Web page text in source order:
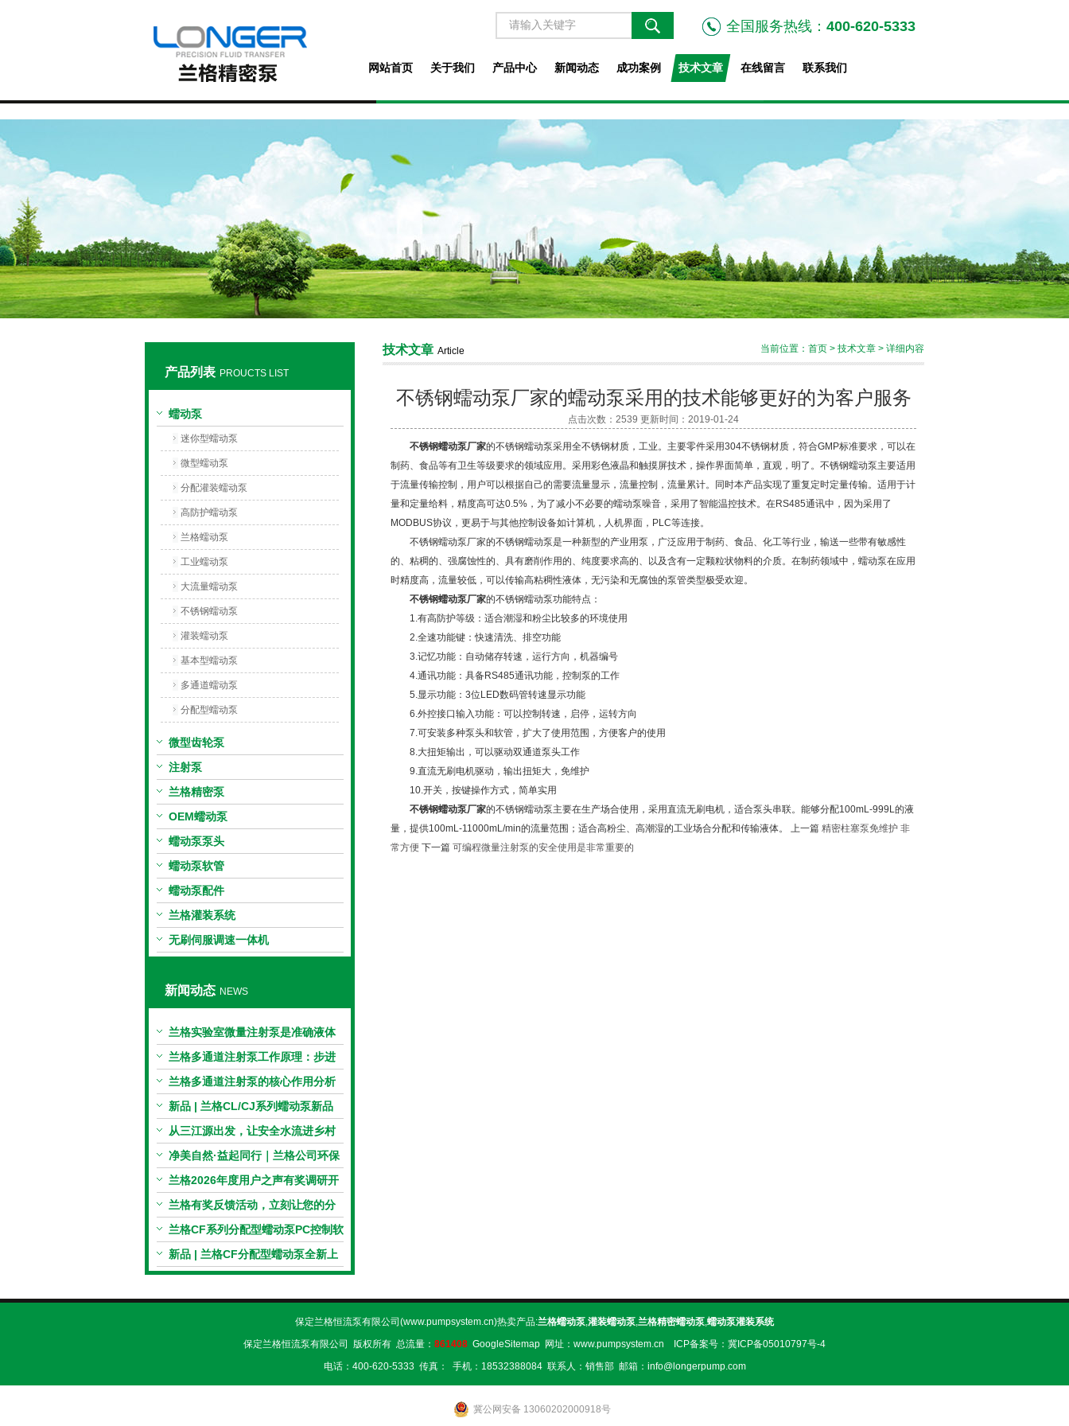
全国服务热线： 400-620-5333
网站首页 关于我们 产品中心 新闻动态 成功案例 技术文章 在线留言 联系我们
产品列表 PROUCTS LIST
蠕动泵
迷你型蠕动泵
微型蠕动泵
分配灌装蠕动泵
高防护蠕动泵
兰格蠕动泵
工业蠕动泵
大流量蠕动泵
不锈钢蠕动泵
灌装蠕动泵
基本型蠕动泵
多通道蠕动泵
分配型蠕动泵
微型齿轮泵
注射泵
兰格精密泵
OEM蠕动泵
蠕动泵泵头
蠕动泵软管
蠕动泵配件
兰格灌装系统
无刷伺服调速一体机
新闻动态 NEWS
兰格实验室微量注射泵是准确液体
输送的科学工具
兰格多通道注射泵工作原理：步进
电机与机械传动的协同
兰格多通道注射泵的核心作用分析
新品 | 兰格CL/CJ系列蠕动泵新品
上市，小巧机身，大有可为！
从三江源出发，让安全水流进乡村
校园 | 兰格×吾水高原公益行
净美自然·益起同行｜兰格公司环保
捡拾公益活动圆满举行
兰格2026年度用户之声有奖调研开
启，京东E卡免费送！
兰格有奖反馈活动，立刻让您的分
享变成惊喜！
兰格CF系列分配型蠕动泵PC控制软
件免费版发布！即日起，通过即可
下载！
新品 | 兰格CF分配型蠕动泵全新上
市，智控每一滴！
技术文章 Article 当前位置： 首页 > 技术文章 > 详细内容
不锈钢蠕动泵厂家的蠕动泵采用的技术能够更好的为客户服务
点击次数：2539 更新时间：2019-01-24
不锈钢蠕动泵厂家的不锈钢蠕动泵采用全不锈钢材质，工业。主要零件采用304不锈钢材质，符合GMP标准要求，可以在
制药、食品等有卫生等级要求的领域应用。采用彩色液晶和触摸屏技术，操作界面简单，直观，明了。不锈钢蠕动泵主要适用
于流量传输控制，用户可以根据自己的需要流量显示，流量控制，流量累计。同时本产品实现了重复定时定量传输。适用于计
量和定量给料，精度高可达0.5%，为了减小不必要的蠕动泵噪音，采用了智能温控技术。在RS485通讯中，因为采用了
MODBUS协议，更易于与其他控制设备如计算机，人机界面，PLC等连接。
不锈钢蠕动泵厂家的不锈钢蠕动泵是一种新型的产业用泵，广泛应用于制药、食品、化工等行业，输送一些带有敏感性
的、粘稠的、强腐蚀性的、具有磨削作用的、纯度要求高的、以及含有一定颗粒状物料的介质。在制药领域中，蠕动泵在应用
时精度高，流量较低，可以传输高粘稠性液体，无污染和无腐蚀的泵管类型极受欢迎。
不锈钢蠕动泵厂家的不锈钢蠕动泵功能特点：
1.有高防护等级：适合潮湿和粉尘比较多的环境使用
2.全速功能键：快速清洗、排空功能
3.记忆功能：自动储存转速，运行方向，机器编号
4.通讯功能：具备RS485通讯功能，控制泵的工作
5.显示功能：3位LED数码管转速显示功能
6.外控接口输入功能：可以控制转速，启停，运转方向
7.可安装多种泵头和软管，扩大了使用范围，方便客户的使用
8.大扭矩输出，可以驱动双通道泵头工作
9.直流无刷电机驱动，输出扭矩大，免维护
10.开关，按键操作方式，简单实用
不锈钢蠕动泵厂家的不锈钢蠕动泵主要在生产场合使用，采用直流无刷电机，适合泵头串联。能够分配100mL-999L的液
量，提供100mL-11000mL/min的流量范围；适合高粉尘、高潮湿的工业场合分配和传输液体。 上一篇 精密柱塞泵免维护 非
常方便 下一篇 可编程微量注射泵的安全使用是非常重要的
保定兰格恒流泵有限公司(www.pumpsystem.cn)热卖产品:兰格蠕动泵,灌装蠕动泵,兰格精密蠕动泵,蠕动泵灌装系统
保定兰格恒流泵有限公司 版权所有 总流量： 861408 GoogleSitemap 网址：www.pumpsystem.cn ICP备案号： 冀ICP备05010797号-4
电话：400-620-5333 传真： 手机：18532388084 联系人：销售部 邮箱：info@longerpump.com
冀公网安备 13060202000918号